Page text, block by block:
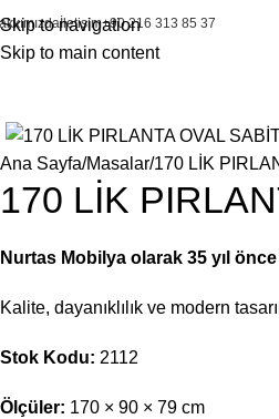
Skip to navigation
Skip to main content
İletişim+90 216 313 85 37
Ana Sayfa Masalar 170 LİK
170 LİK
Nurtas Mobilya olarak 35 yıl
Kalite, dayanıklılık ve modern
Stok Kodu: 2112
Ölçüler: 170 × 90 × 79 cm